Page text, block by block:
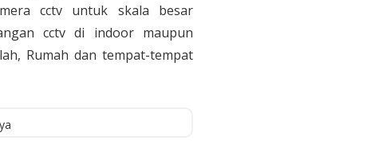
cctv untuk skala besar
cctv di indoor maupun
Rumah dan tempat-tempat